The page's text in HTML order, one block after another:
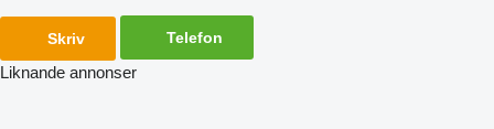
Skriv Telefon
Liknande annonser